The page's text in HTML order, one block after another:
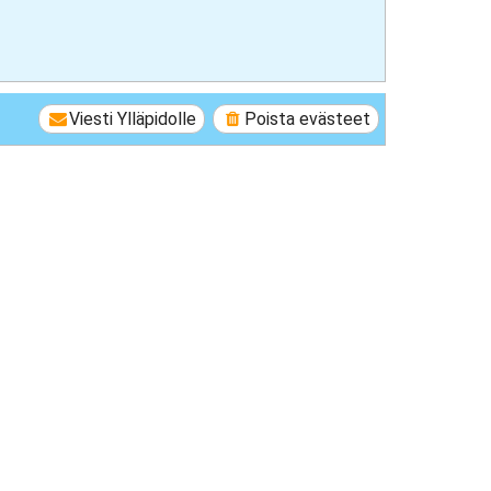
Poista evästeet
Viesti Ylläpidolle